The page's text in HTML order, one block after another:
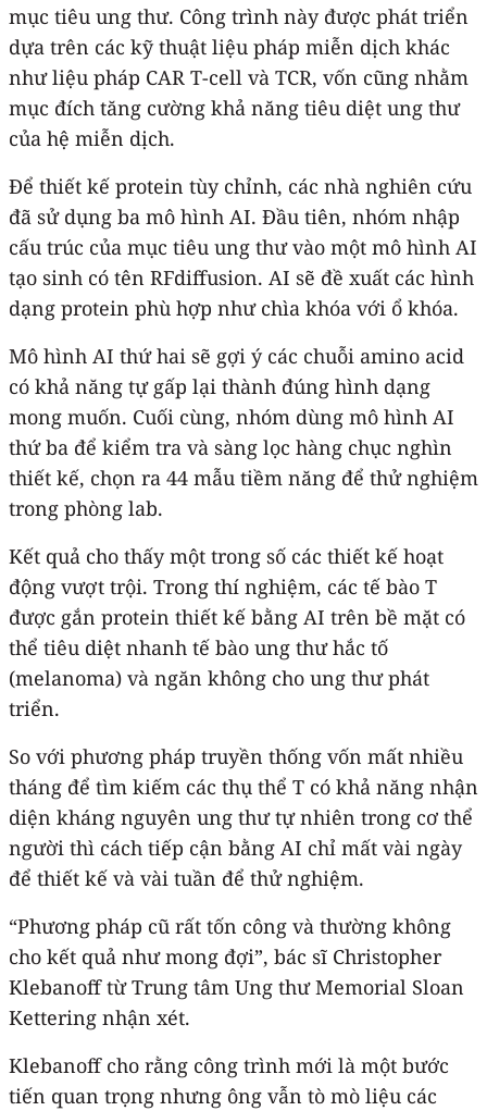
mục tiêu ung thư. Công trình này được phát triển
dựa trên các kỹ thuật liệu pháp miễn dịch khác
như liệu pháp CAR T-cell và TCR, vốn cũng nhằm
mục đích tăng cường khả năng tiêu diệt ung thư
của hệ miễn dịch.
Để thiết kế protein tùy chỉnh, các nhà nghiên cứu
đã sử dụng ba mô hình AI. Đầu tiên, nhóm nhập
cấu trúc của mục tiêu ung thư vào một mô hình AI
tạo sinh có tên RFdiffusion. AI sẽ đề xuất các hình
dạng protein phù hợp như chìa khóa với ổ khóa.
Mô hình AI thứ hai sẽ gợi ý các chuỗi amino acid
có khả năng tự gấp lại thành đúng hình dạng
mong muốn. Cuối cùng, nhóm dùng mô hình AI
thứ ba để kiểm tra và sàng lọc hàng chục nghìn
thiết kế, chọn ra 44 mẫu tiềm năng để thử nghiệm
trong phòng lab.
Kết quả cho thấy một trong số các thiết kế hoạt
động vượt trội. Trong thí nghiệm, các tế bào T
được gắn protein thiết kế bằng AI trên bề mặt có
thể tiêu diệt nhanh tế bào ung thư hắc tố
(melanoma) và ngăn không cho ung thư phát
triển.
So với phương pháp truyền thống vốn mất nhiều
tháng để tìm kiếm các thụ thể T có khả năng nhận
diện kháng nguyên ung thư tự nhiên trong cơ thể
người thì cách tiếp cận bằng AI chỉ mất vài ngày
để thiết kế và vài tuần để thử nghiệm.
“Phương pháp cũ rất tốn công và thường không
cho kết quả như mong đợi”, bác sĩ Christopher
Klebanoff từ Trung tâm Ung thư Memorial Sloan
Kettering nhận xét.
Klebanoff cho rằng công trình mới là một bước
tiến quan trọng nhưng ông vẫn tò mò liệu các